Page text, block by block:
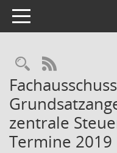
Toggle navigation
RSS-Feed
zentrale
Termine 2019